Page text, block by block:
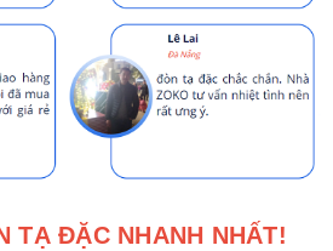
TẠ ĐẶC NHANH NHẤT!